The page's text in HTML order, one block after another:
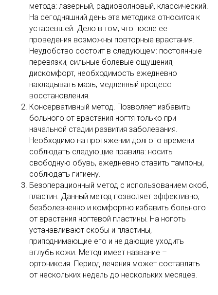
метода: лазерный, радиоволновый, классический.
На сегодняшний день эта методика относится к
устаревшей. Дело в том, что после ее
проведения возможны повторные врастания.
Неудобство состоит в следующем: постоянные
перевязки, сильные болевые ощущения,
дискомфорт, необходимость ежедневно
накладывать мазь, медленный процесс
восстановления.
Консервативный метод. Позволяет избавить
больного от врастания ногтя только при
начальной стадии развития заболевания.
Необходимо на протяжении долгого времени
соблюдать следующие правила: носить
свободную обувь, ежедневно ставить тампоны,
соблюдать гигиену.
Безоперационный метод с использованием скоб,
пластин. Данный метод позволяет эффективно,
безболезненно и комфортно избавить больного
от врастания ногтевой пластины. На ноготь
устанавливают скобы и пластины,
приподнимающие его и не дающие уходить
вглубь кожи. Метод имеет название –
ортониксия. Период лечения может составлять
от нескольких недель до нескольких месяцев.